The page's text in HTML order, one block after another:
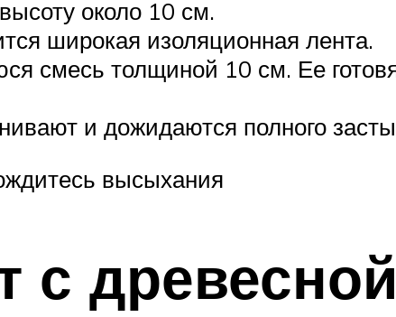
около 10 см.
широкая изоляционная лента.
смесь толщиной 10 см. Ее
и дожидаются полного
высыхания
с